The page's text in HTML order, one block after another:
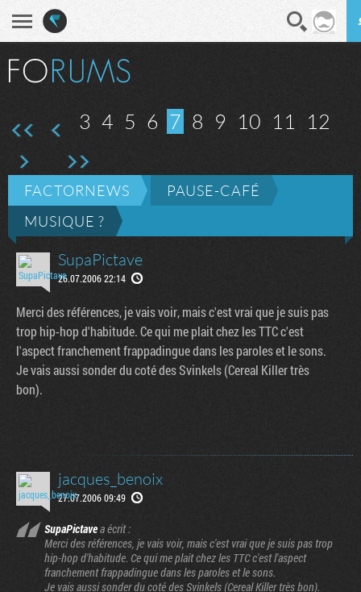
3 4 5 6 7 8 9 10 11 12
FACTORNEWS
PAUSE-CAFÉ
MUSIQUE ?
SupaPictave
26.07.2006 22:14
Merci des références, je vais voir, mais c'est vrai que je suis pas
trop hip-hop d'habitude. Ce qui me plait chez les TTC c'est
l'aspect franchement frappadingue dans les paroles et le sons.
Je vais aussi sonder du coté des Svinkels (Cereal Killer très
bon).
jacques_benoix
27.07.2006 09:49
SupaPictavea écrit :
Merci des références, je vais voir, mais c'est vrai que je suis pas trop
hip-hop d'habitude. Ce qui me plait chez les TTC c'est l'aspect
franchement frappadingue dans les paroles et le sons.
Je vais aussi sonder du coté des Svinkels (Cereal Killer très bon).
Tribune